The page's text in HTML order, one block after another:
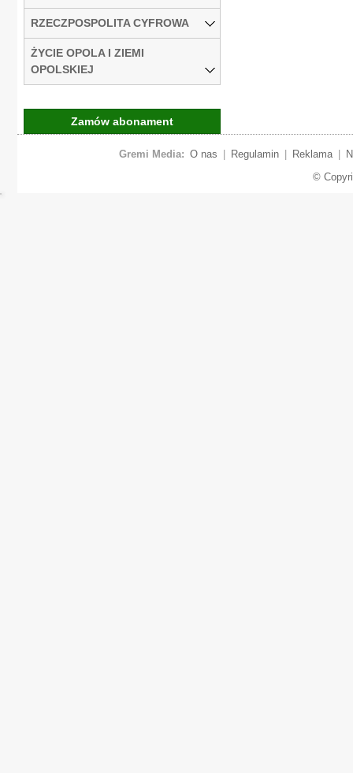
RZECZPOSPOLITA CYFROWA
ŻYCIE OPOLA I ZIEMI
OPOLSKIEJ
Zamów abonament
Gremi Media: O nas Regulamin Reklama
©